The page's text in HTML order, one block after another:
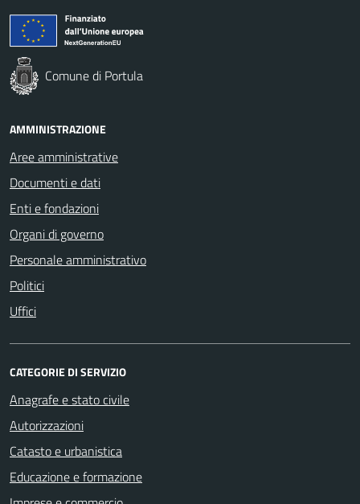
Comune di Portula
AMMINISTRAZIONE
Aree amministrative
Documenti e dati
Enti e fondazioni
Organi di governo
Personale amministrativo
Politici
Uffici
CATEGORIE DI SERVIZIO
Anagrafe e stato civile
Autorizzazioni
Catasto e urbanistica
Educazione e formazione